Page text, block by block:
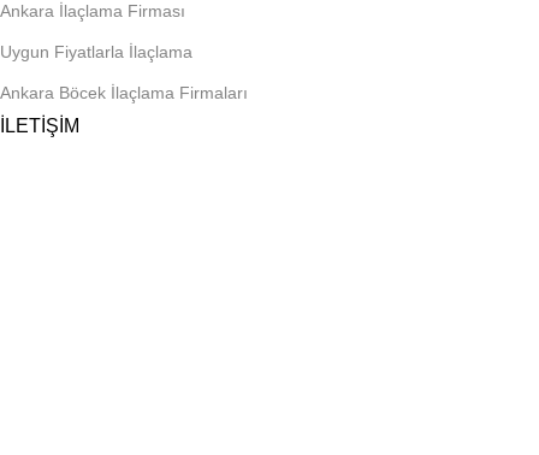
Ankara İlaçlama Firması
Uygun Fiyatlarla İlaçlama
Ankara Böcek İlaçlama Firmaları
İLETİŞİM